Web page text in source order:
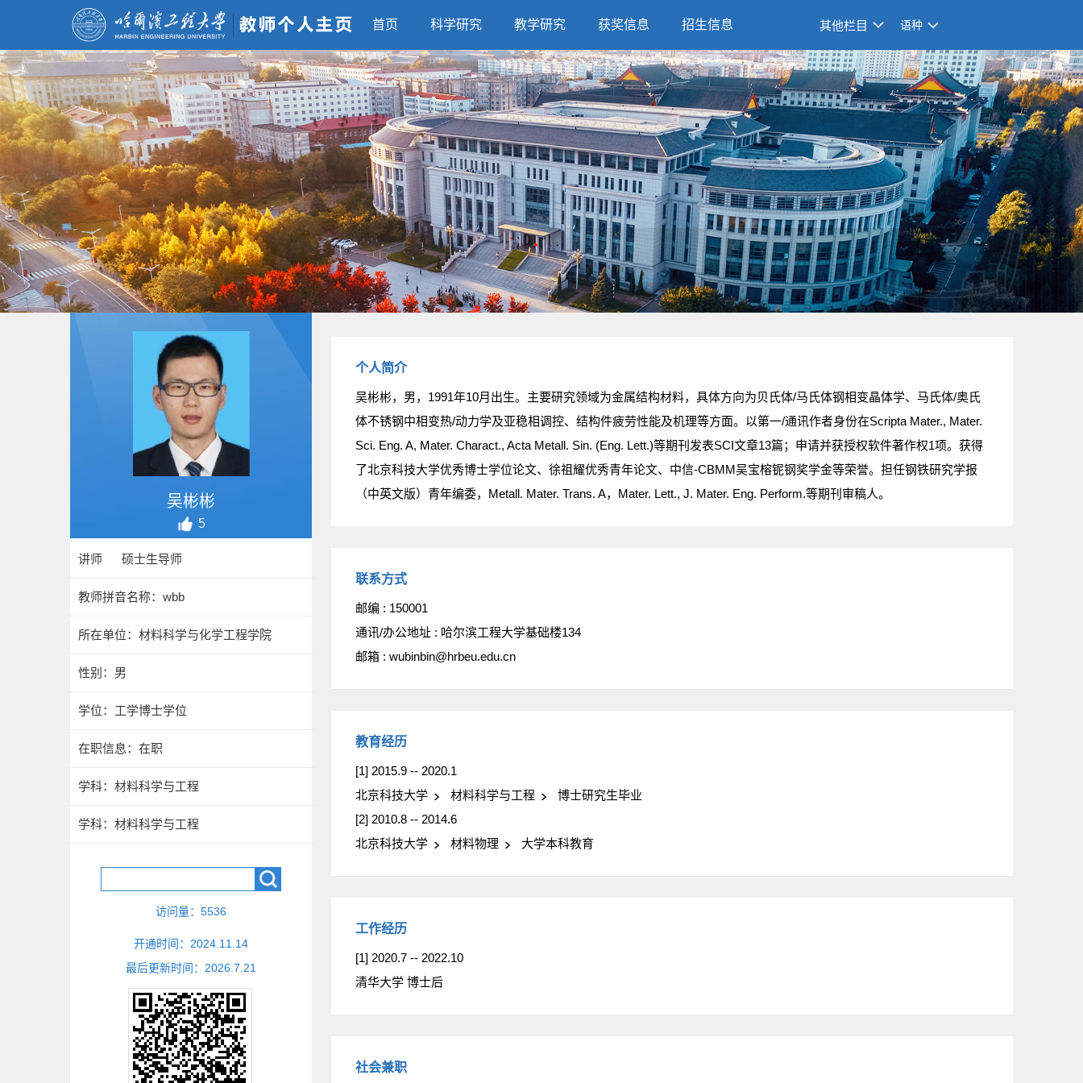
首页 科学研究 教学研究 获奖信息 招生信息 其他栏目 语种
吴彬彬
5
讲师 硕士生导师
教师拼音名称：wbb
所在单位：材料科学与化学工程学院
性别：男
学位：工学博士学位
在职信息：在职
学科：材料科学与工程
学科：材料科学与工程
访问量： 5536
开通时间： 2024 11 14
最后更新时间： 2026 7 21
个人简介
吴彬彬，男，1991年10月出生。主要研究领域为金属结构材料，具体方向为贝氏体/马氏体钢相变晶体学、马氏体/奥氏
体不锈钢中相变热/动力学及亚稳相调控、结构件疲劳性能及机理等方面。以第一/通讯作者身份在Scripta Mater., Mater.
Sci. Eng. A, Mater. Charact., Acta Metall. Sin. (Eng. Lett.)等期刊发表SCI文章13篇；申请并获授权软件著作权1项。获得
了北京科技大学优秀博士学位论文、徐祖耀优秀青年论文、中信-CBMM吴宝榕铌钢奖学金等荣誉。担任钢铁研究学报
（中英文版）青年编委，Metall. Mater. Trans. A， Mater. Lett., J. Mater. Eng. Perform.等期刊审稿人。
联系方式
邮编 : 150001
通讯/办公地址 : 哈尔滨工程大学基础楼134
邮箱 : wubinbin@hrbeu.edu.cn
教育经历
[1] 2015.9 -- 2020.1
北京科技大学
材料科学与工程
博士研究生毕业
[2] 2010.8 -- 2014.6
北京科技大学
材料物理 大学本科教育
工作经历
[1] 2020.7 -- 2022.10
清华大学 博士后
社会兼职